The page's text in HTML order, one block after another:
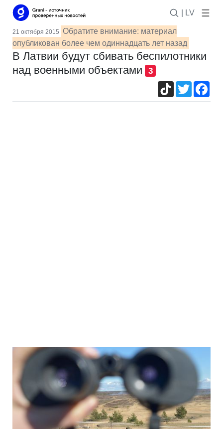
| LV
21 октября 2015 Обратите внимание: материал
опубликован более чем одиннадцать лет назад
В Латвии будут сбивать беспилотники
над военными объектами
3
TikTokTwitter